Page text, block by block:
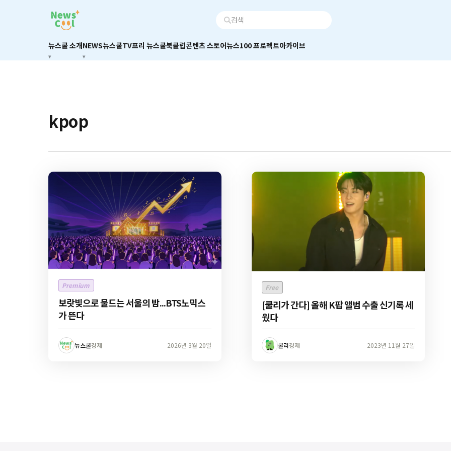
뉴스쿨 소개NEWS뉴스쿨TV프리 뉴스쿨북클럽콘텐츠 스토어뉴스100 프로젝트아카이브
kpop
Premium
보랏빛으로 물드는 서울의 밤...BTS노믹스
가 뜬다
뉴스쿨경제 2026년 3월 20일
Free
[쿨리가 간다] 올해 K팝 앨범 수출 신기록 세
웠다
쿨리경제 2023년 11월 27일